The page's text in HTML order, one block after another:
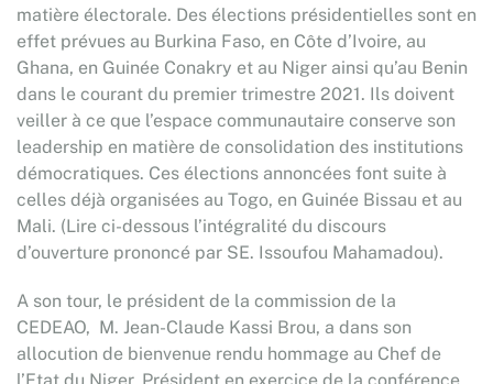
matière électorale. Des élections présidentielles sont en
effet prévues au Burkina Faso, en Côte d’Ivoire, au
Ghana, en Guinée Conakry et au Niger ainsi qu’au Benin
dans le courant du premier trimestre 2021. Ils doivent
veiller à ce que l’espace communautaire conserve son
leadership en matière de consolidation des institutions
démocratiques. Ces élections annoncées font suite à
celles déjà organisées au Togo, en Guinée Bissau et au
Mali. (Lire ci-dessous l’intégralité du discours
d’ouverture prononcé par SE. Issoufou Mahamadou).
A son tour, le président de la commission de la
CEDEAO, M. Jean-Claude Kassi Brou, a dans son
allocution de bienvenue rendu hommage au Chef de